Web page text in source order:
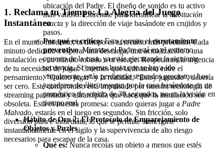
ubicación del Padre. El diseño de sonido es tu activo
más valioso. Entrénate para identificar lahabitación
exacta y la dirección de viaje basándote en crujidos y
pasos.
Por qué es crítico:Esto permite elenrutamiento
preventivo. Mientras el Padre está en el extremo
opuesto de la casa, ya estás ejecutando la siguiente
secuencia. Si esperas hasta que se haya ido
visualmente, estás perdiendo segundos preciosos. Los
jugadores de élite navegan por la casa basándose en un
pronóstico de sonido de 30 segundos, no en la visión en
tiempo real.
Hábito de Oro 2: El Protocolo de Emparejamiento de
Objetos y Puzles
Qué es:Nunca recojas un objeto a menos que estés
1. Reclama tu Tiempo: La Alegría del Juego
Instantáneo
En el mundo moderno, tu tiempo es tu recurso más preciado. Cada
minuto dedicado a esperar una descarga, una actualización o una
instalación es un minuto robado a tu escape. Respetamos la urgencia
de tu necesidad de jugar. Creemos que la distancia entre el
pensamiento, "Quiero jugar" y la realidad, "Estoy jugando", debería
ser cero. Este compromiso está impulsado por nuestra tecnología de
streaming patentada y ultrarrápida que hace que la instalación sea
obsoleta. Esta es nuestra promesa: cuando quieras jugar a Padre
Malvado, estarás en el juego en segundos. Sin fricción, solo
diversión pura e inmediata, lo que te permite sumergirte
instantáneamente en el sigilo y la supervivencia de alto riesgo
necesarios para escapar de la casa.